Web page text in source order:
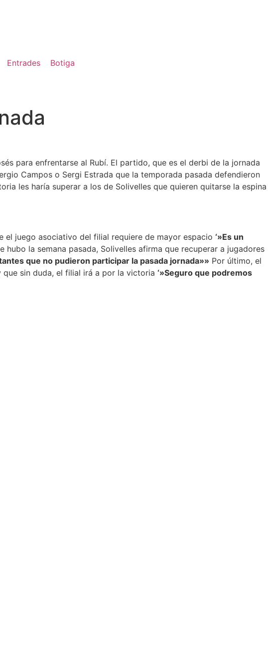
Entrades Botiga
para enfrentarse al Rubí. El partido, que es el derbi de la jornada
Campos o Sergi Estrada que la temporada pasada defendieron
les haría superar a los de Solivelles que quieren quitarse la espina
el juego asociativo del filial requiere de mayor espacio ‘»Es un
hubo la semana pasada, Solivelles afirma que recuperar a jugadores
que no pudieron participar la pasada jornada»» Por último, el
sin duda, el filial irá a por la victoria ‘»Seguro que podremos